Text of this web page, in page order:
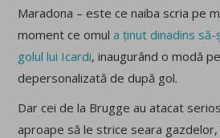
Maradona – este ce naiba scria pe
moment ce omula ținut dinadins
golul lui Icardi, inaugurând o modă
depersonalizată de după gol.
Dar cei de la Brugge au atacat
aproape să le strice seara gazdelor,